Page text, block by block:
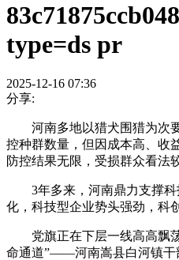
type=ds pr
2025-12-16 07:36
分享:
河南多地以猎犬围猎为次要
控种群数量，但因成本高、收
防控结果无限，受损群众看法
3年多来，河南鼎力支撑科
化，科技型企业势头强劲，科
党旗正在下层一线高高飘荡
命通道”——河南嵩县白河镇干